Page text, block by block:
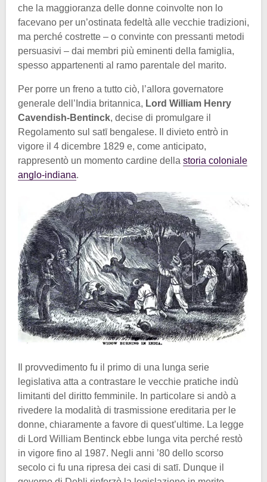
che la maggioranza delle donne coinvolte non lo
facevano per un’ostinata fedeltà alle vecchie tradizioni,
ma perché costrette – o convinte con pressanti metodi
persuasivi – dai membri più eminenti della famiglia,
spesso appartenenti al ramo parentale del marito.
Per porre un freno a tutto ciò, l’allora governatore
generale dell’India britannica, Lord William Henry
Cavendish-Bentinck, decise di promulgare il
Regolamento sul satī bengalese. Il divieto entrò in
vigore il 4 dicembre 1829 e, come anticipato,
rappresentò un momento cardine della storia coloniale
anglo-indiana.
Il provvedimento fu il primo di una lunga serie
legislativa atta a contrastare le vecchie pratiche indù
limitanti del diritto femminile. In particolare si andò a
rivedere la modalità di trasmissione ereditaria per le
donne, chiaramente a favore di quest’ultime. La legge
di Lord William Bentinck ebbe lunga vita perché restò
in vigore fino al 1987. Negli anni ’80 dello scorso
secolo ci fu una ripresa dei casi di satī. Dunque il